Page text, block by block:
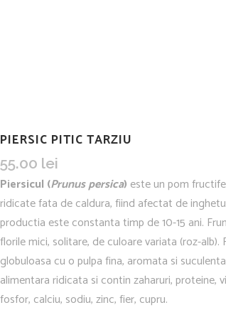
PIERSIC PITIC TARZIU
55.00 lei
Piersicul (Prunus persica) este un pom
ridicate fata de caldura, fiind afectat de
productia este constanta timp de 10-15 ani.
florile mici, solitare, de culoare variata (roz-
globuloasa cu o pulpa fina, aromata si
alimentara ridicata si contin zaharuri, proteine,
fosfor, calciu, sodiu, zinc, fier, cupru.